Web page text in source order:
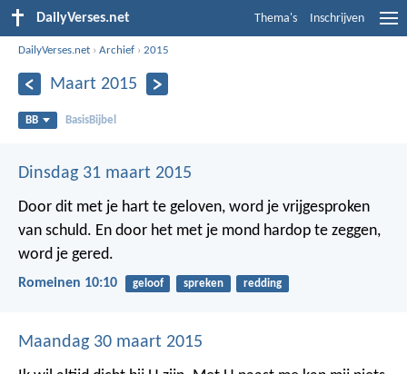
DailyVerses.net Thema's Inschrijven
DailyVerses.net ›Archief ›2015
Maart 2015
BB BasisBijbel
Dinsdag 31 maart 2015
Door dit met je hart te geloven, word je vrijgesproken
van schuld. En door het met je mond hardop te zeggen,
word je gered.
Romeinen 10:10 geloof spreken redding
Maandag 30 maart 2015